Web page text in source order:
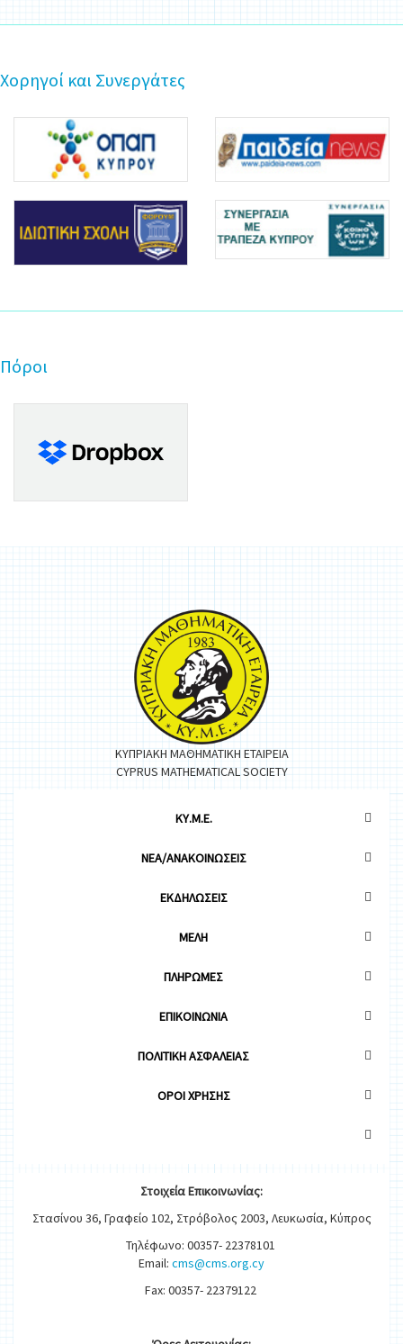
Χορηγοί και Συνεργάτες
Πόροι
ΚΥΠΡΙΑΚΗ ΜΑΘΗΜΑΤΙΚΗ ΕΤΑΙΡΕΙΑ
CYPRUS MATHEMATICAL SOCIETY
ΚΥ.Μ.Ε.
ΝΕΑ/ΑΝΑΚΟΙΝΩΣΕΙΣ
ΕΚΔΗΛΩΣΕΙΣ
ΜΕΛΗ
ΠΛΗΡΩΜΕΣ
ΕΠΙΚΟΙΝΩΝΙΑ
ΠΟΛΙΤΙΚΗ ΑΣΦΑΛΕΙΑΣ
OΡΟΙ ΧΡΗΣΗΣ
ΣτοιχείαΕπικοινωνίας:
Στασίνου 36, Γραφείο 102, Στρόβολος 2003, Λευκωσία, Κύπρος
Τηλέφωνο: 00357- 22378101
Email: cms@cms.org.cy
Fax: 00357- 22379122